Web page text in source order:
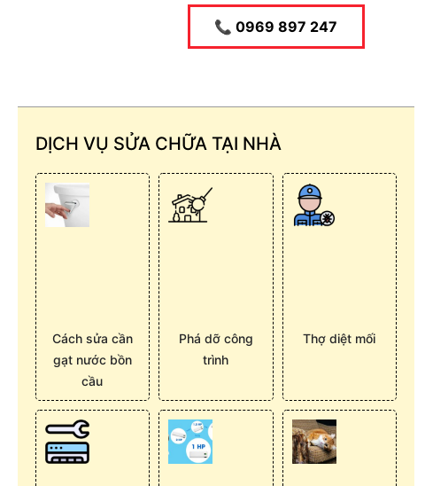
📞 0969 897 247
DỊCH VỤ SỬA CHỮA TẠI NHÀ
Cách sửa cần
gạt nước bồn
cầu
Phá dỡ công
trình
Thợ diệt mối